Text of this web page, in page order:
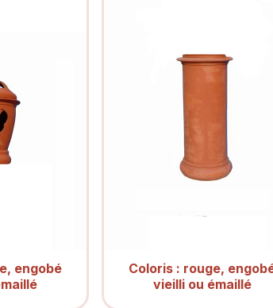
engobé
Coloris : rouge,
vieilli ou émaillé